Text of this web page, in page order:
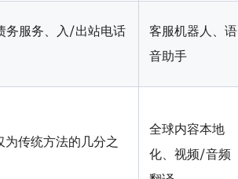
务服务、入/出站电话
客服机器人、语
音助手
传统方法的几分之
全球内容本地
化、视频/音频